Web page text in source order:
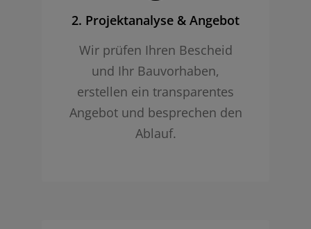
2. Projekt­analyse & Angebot
Wir prüfen Ihren Bescheid
und Ihr Bauvorhaben,
erstellen ein transparentes
Angebot und besprechen den
Ablauf.